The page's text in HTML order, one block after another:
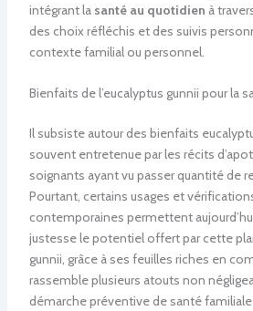
intégrant la santé au quotidien à
des choix réfléchis et des suivis
contexte familial ou personnel.
Bienfaits de l’eucalyptus gunnii pour la
Il subsiste autour des bienfaits
souvent entretenue par les récits
soignants ayant vu passer quantité de
Pourtant, certains usages et
contemporaines permettent
justesse le potentiel offert par cette
gunnii, grâce à ses feuilles riches en
rassemble plusieurs atouts non
démarche préventive de santé